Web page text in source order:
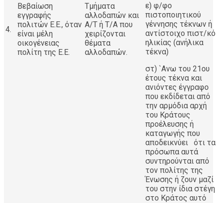
4.
Βεβαίωση
εγγραφής
πολιτών Ε.Ε., όταν
είναι μέλη
οικογένειας
πολίτη της Ε.Ε.
Τμήματα
αλλοδαπών και
Α/Τ ή Τ/Α που
χειρίζονται
θέματα
αλλοδαπών.
ε) φ/φο
πιστοποιητικού
γέννησης τέκνων ή
αντίστοιχο πιστ/κό
ηλικίας (ανήλικα
τέκνα)
στ) `Ανω του 21ου
έτους τέκνα και
ανιόντες έγγραφο
που εκδίδεται από
την αρμόδια αρχή
του Κράτους
προέλευσης ή
καταγωγής που
αποδεικνύει ότι τα
πρόσωπα αυτά
συντηρούνται από
τον πολίτης της
Ένωσης ή ζουν μαζί
του στην ίδια στέγη
στο Κράτος αυτό